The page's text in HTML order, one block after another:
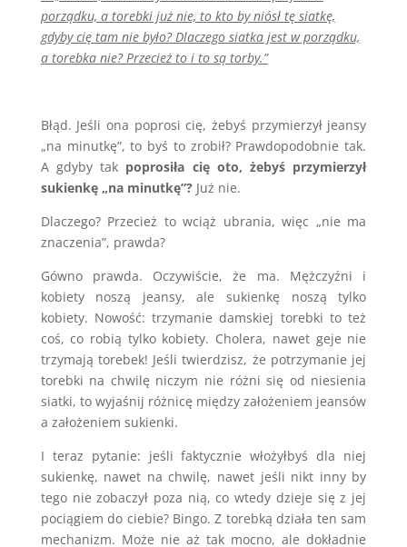
porządku, a torebki już nie, to kto by niósł tę siatkę,
gdyby cię tam nie było? Dlaczego siatka jest w porządku,
a torebka nie? Przecież to i to są torby.”
Błąd. Jeśli ona poprosi cię, żebyś przymierzył jeansy
„na minutkę”, to byś to zrobił? Prawdopodobnie tak.
A gdyby tak poprosiła cię oto, żebyś przymierzył
sukienkę „na minutkę”?Już nie.
Dlaczego? Przecież to wciąż ubrania, więc „nie ma
znaczenia”, prawda?
Gówno prawda. Oczywiście, że ma. Mężczyźni i
kobiety noszą jeansy, ale sukienkę noszą tylko
kobiety. Nowość: trzymanie damskiej torebki to też
coś, co robią tylko kobiety. Cholera, nawet geje nie
trzymają torebek! Jeśli twierdzisz, że potrzymanie jej
torebki na chwilę niczym nie różni się od niesienia
siatki, to wyjaśnij różnicę między założeniem jeansów
a założeniem sukienki.
I teraz pytanie: jeśli faktycznie włożyłbyś dla niej
sukienkę, nawet na chwilę, nawet jeśli nikt inny by
tego nie zobaczył poza nią, co wtedy dzieje się z jej
pociągiem do ciebie? Bingo. Z torebką działa ten sam
mechanizm. Może nie aż tak mocno, ale dokładnie